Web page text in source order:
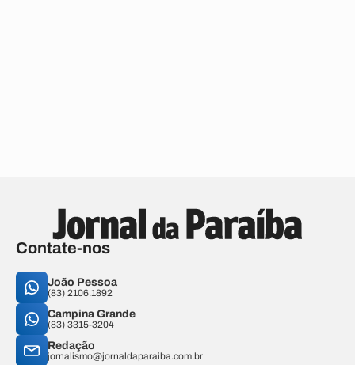
Contate-nos
João Pessoa
(83) 2106.1892
Campina Grande
(83) 3315-3204
Redação
jornalismo@jornaldaparaiba.com.br